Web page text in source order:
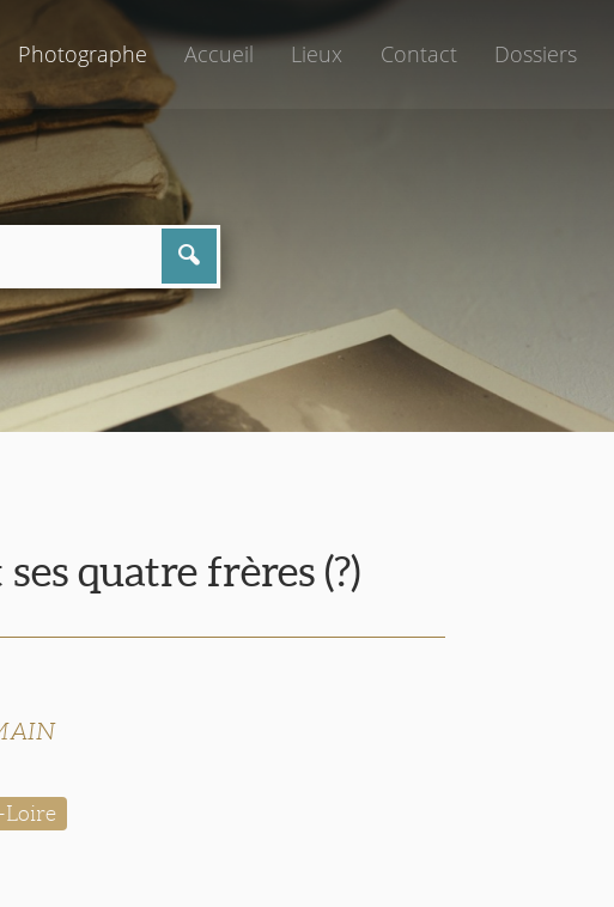
Photographe Accueil Lieux Contact Dossiers
quatre frères (?)
Loire